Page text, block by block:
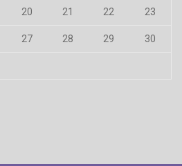
20 21 22 23
27 28 29 30